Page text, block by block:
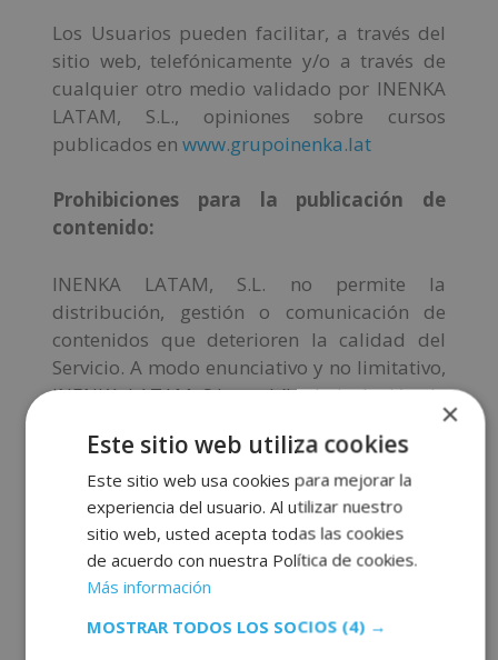
Los Usuarios pueden facilitar, a través del
sitio web, telefónicamente y/o a través de
cualquier otro medio validado por INENKA
LATAM, S.L., opiniones sobre cursos
publicados en www.grupoinenka.lat
Prohibiciones para la publicación de
contenido:
INENKA LATAM, S.L. no permite la
distribución, gestión o comunicación de
contenidos que deterioren la calidad del
Servicio. A modo enunciativo y no limitativo,
INENKA LATAM, S.L. prohíbe la inclusión de
Que sean presuntamente ilícitos por
la normativa nacional, comunitaria o
internacional o que realicen
actividades presuntamente ilícitas o
contravengan los principios de la
buena fe.
×
Este sitio web utiliza cookies
Este sitio web usa cookies para mejorar la
experiencia del usuario. Al utilizar nuestro
sitio web, usted acepta todas las cookies
de acuerdo con nuestra Política de cookies.
Más información
MOSTRAR TODOS LOS SOCIOS (4) →